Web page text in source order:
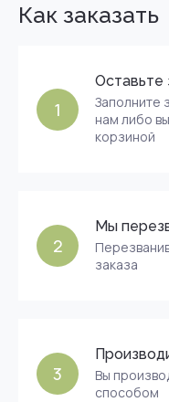
Как заказать
1
Оставьте
Заполните
нам либо
корзиной
2
Мы
заказа
3
Вы
способом